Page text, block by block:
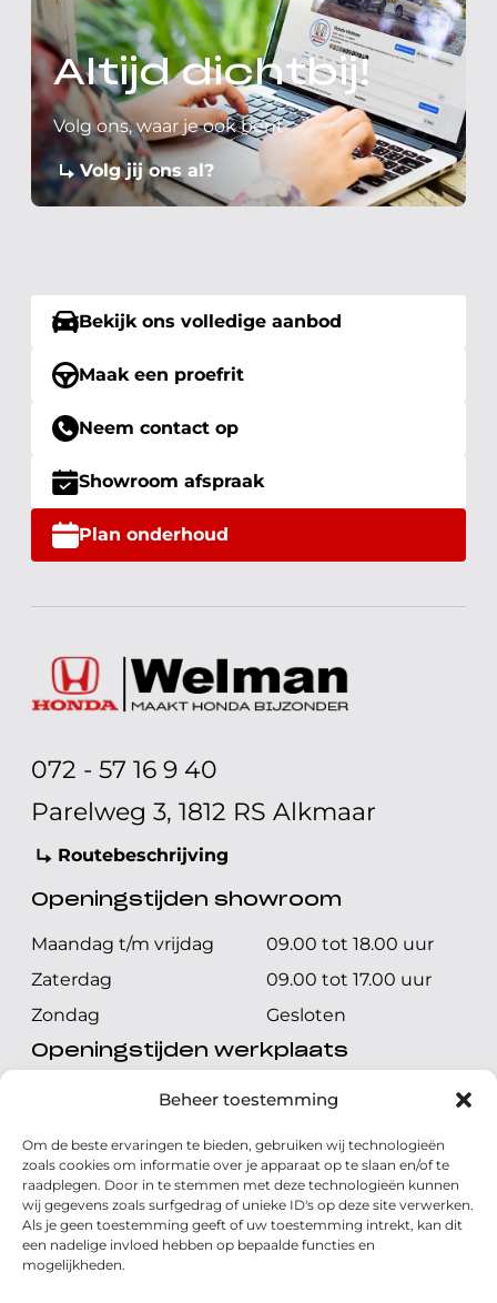
Beheer toestemming
Om de beste ervaringen te bieden, gebruiken wij technologieën
zoals cookies om informatie over je apparaat op te slaan en/of te
raadplegen. Door in te stemmen met deze technologieën kunnen
wij gegevens zoals surfgedrag of unieke ID's op deze site verwerken.
Als je geen toestemming geeft of uw toestemming intrekt, kan dit
een nadelige invloed hebben op bepaalde functies en
mogelijkheden.
Altijd dichtbij!
Volg ons, waar je ook bent
Volg jij ons al?
Bekijk ons volledige aanbod
Maak een proefrit
Neem contact op
Showroom afspraak
Plan onderhoud
072 - 57 16 9 40
Parelweg 3, 1812 RS Alkmaar
Routebeschrijving
Openingstijden showroom
Maandag t/m vrijdag
09.00 tot 18.00 uur
Zaterdag
09.00 tot 17.00 uur
Zondag
Gesloten
Openingstijden werkplaats
Maandag t/m vrijdag
08.00 tot 17.00 uur
Zondag
Gesloten
Volg ons